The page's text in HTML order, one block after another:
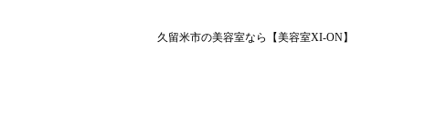
久留米市の美容室なら【美容室XI-ON】